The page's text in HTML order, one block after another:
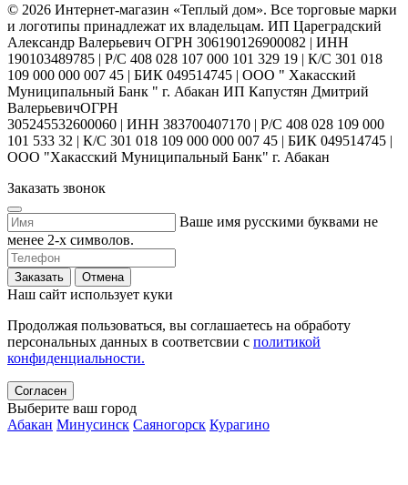
© 2026 Интернет-магазин «Теплый дом». Все торговые марки
и логотипы принадлежат их владельцам. ИП Цареградский
Александр Валерьевич ОГРН 306190126900082 | ИНН
190103489785 | Р/С 408 028 107 000 101 329 19 | К/С 301 018
109 000 000 007 45 | БИК 049514745 | ООО " Хакасский
Муниципальный Банк " г. Абакан ИП Капустян Дмитрий
ВалерьевичОГРН
305245532600060 | ИНН 383700407170 | Р/С 408 028 109 000
101 533 32 | К/С 301 018 109 000 000 007 45 | БИК 049514745 |
ООО "Хакасский Муниципальный Банк" г. Абакан
Заказать звонок
Ваше имя русскими буквами не
менее 2-х символов.
Заказать Отмена
Наш сайт использует куки
Продолжая пользоваться, вы соглашаетесь на обработу
персональных данных в соответсвии с политикой
конфиденциальности.
Согласен
Выберите ваш город
Абакан Минусинск Саяногорск Курагино